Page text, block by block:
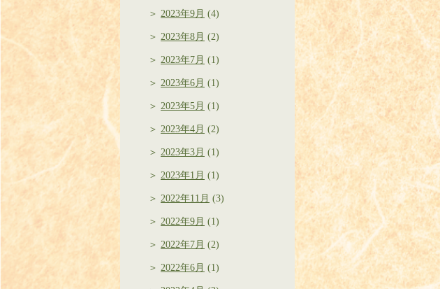
2023年9月 (4)
2023年8月 (2)
2023年7月 (1)
2023年6月 (1)
2023年5月 (1)
2023年4月 (2)
2023年3月 (1)
2023年1月 (1)
2022年11月 (3)
2022年9月 (1)
2022年7月 (2)
2022年6月 (1)